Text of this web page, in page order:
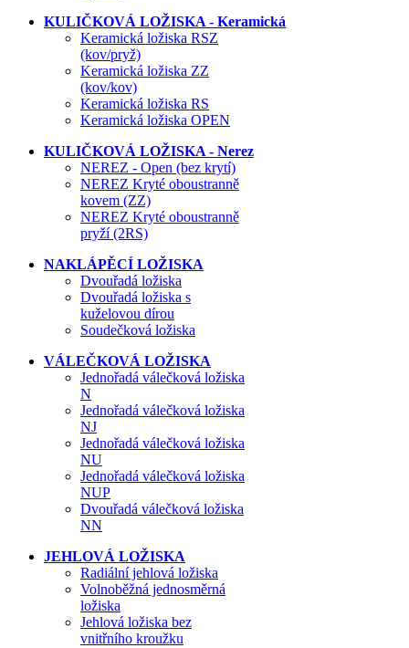
KULIČKOVÁ LOŽISKA - Keramická
Keramická ložiska RSZ
(kov/pryž)
Keramická ložiska ZZ
(kov/kov)
Keramická ložiska RS
Keramická ložiska OPEN
KULIČKOVÁ LOŽISKA - Nerez
NEREZ - Open (bez krytí)
NEREZ Kryté oboustranně
kovem (ZZ)
NEREZ Kryté oboustranně
pryží (2RS)
NAKLÁPĚCÍ LOŽISKA
Dvouřadá ložiska
Dvouřadá ložiska s
kuželovou dírou
Soudečková ložiska
VÁLEČKOVÁ LOŽISKA
Jednořadá válečková ložiska
N
Jednořadá válečková ložiska
NJ
Jednořadá válečková ložiska
NU
Jednořadá válečková ložiska
NUP
Dvouřadá válečková ložiska
NN
JEHLOVÁ LOŽISKA
Radiální jehlová ložiska
Volnoběžná jednosměrná
ložiska
Jehlová ložiska bez
vnitřního kroužku